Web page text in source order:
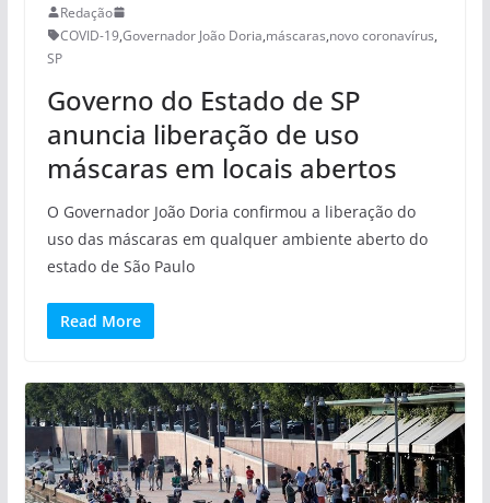
Redação
COVID-19,Governador João Doria,máscaras,novo coronavírus,
SP
Governo do Estado de SP
anuncia liberação de uso
máscaras em locais abertos
O Governador João Doria confirmou a liberação do
uso das máscaras em qualquer ambiente aberto do
estado de São Paulo
Read More